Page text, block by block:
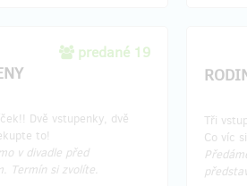
predané 19
Dvě vstupenky, dvě
to!
v divadle před
Termín si zvolíte.
Tři
Co víc